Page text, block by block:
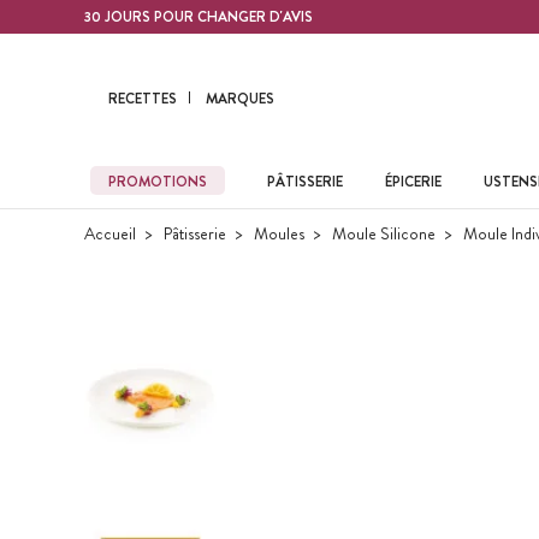
Contenu principal30 JOURS POUR CHANGER D'AVIS
RECETTES MARQUES
PROMOTIONS PÂTISSERIE ÉPICERIE
Accueil Pâtisserie Moules Moule Silicone Moule